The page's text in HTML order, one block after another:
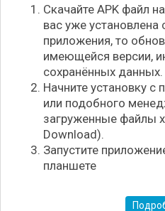
неинтересным?
на свое устройство и
крепость.
Скачайте APK файл
вас уже установлена
приложения, то
имеющейся версии,
сохранённых данных.
Начните установку
или подобного
загруженные файлы
Download).
Запустите
планшете